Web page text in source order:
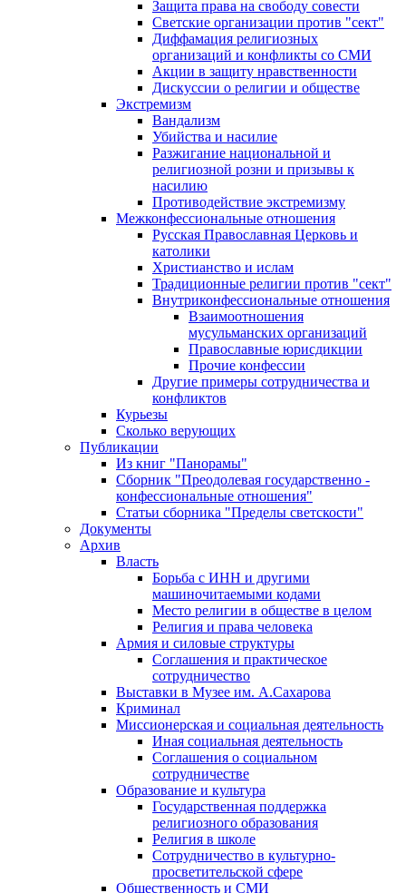
Защита права на свободу совести
Светские организации против "сект"
Диффамация религиозных
организаций и конфликты со СМИ
Акции в защиту нравственности
Дискуссии о религии и обществе
Экстремизм
Вандализм
Убийства и насилие
Разжигание национальной и
религиозной розни и призывы к
насилию
Противодействие экстремизму
Межконфессиональные отношения
Русская Православная Церковь и
католики
Христианство и ислам
Традиционные религии против "сект"
Внутриконфессиональные отношения
Взаимоотношения
мусульманских организаций
Православные юрисдикции
Прочие конфессии
Другие примеры сотрудничества и
конфликтов
Курьезы
Сколько верующих
Публикации
Из книг "Панорамы"
Сборник "Преодолевая государственно -
конфессиональные отношения"
Статьи сборника "Пределы светскости"
Документы
Архив
Власть
Борьба с ИНН и другими
машиночитаемыми кодами
Место религии в обществе в целом
Религия и права человека
Армия и силовые структуры
Соглашения и практическое
сотрудничество
Выставки в Музее им. А.Сахарова
Криминал
Миссионерская и социальная деятельность
Иная социальная деятельность
Соглашения о социальном
сотрудничестве
Образование и культура
Государственная поддержка
религиозного образования
Религия в школе
Сотрудничество в культурно-
просветительской сфере
Общественность и СМИ